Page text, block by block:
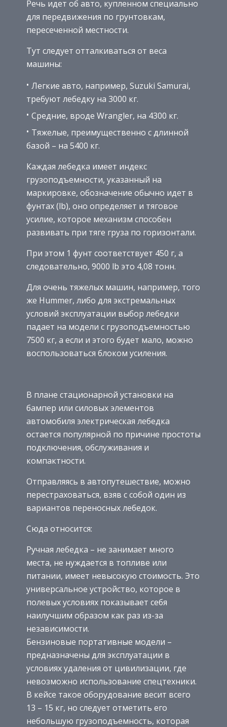
Речь идет об авто, купленном специально
для передвижения по грунтовкам,
пересеченной местности.
Тут следует отталкиваться от веса
машины:
Легкие авто, например, Suzuki Samurai,
требуют лебедку на 3000 кг.
Средние, вроде Wrangler, на 4300 кг.
Тяжелые, преимущественно с длинной
базой – на 5400 кг.
Каждая лебедка имеет индекс
грузоподъемности, указанный на
маркировке, обозначение обычно идет в
фунтах (lb), оно определяет и тяговое
усилие, которое механизм способен
развивать при тяге груза по горизонтали.
При этом 1 фунт соответствует 450 г, а
следовательно, 9000 lb это 4,08 тонн.
Для очень тяжелых машин, например, того
же Hummer, либо для экстремальных
условий эксплуатации выбор лебедки
падает на модели с грузоподъемностью
7500 кг, а если и этого будет мало, можно
воспользоваться блоком усиления.
В плане стационарной установки на
бампер или силовых элементов
автомобиля электрическая лебедка
остается популярной по причине простоты
подключения, обслуживания и
компактности.
Отправляясь в автопутешествие, можно
перестраховаться, взяв с собой один из
вариантов переносных лебедок.
Сюда относится:
Ручная лебедка – не занимает много
места, не нуждается в топливе или
питании, имеет невысокую стоимость. Это
универсальное устройство, которое в
полевых условиях показывает себя
наилучшим образом как раз из-за
независимости.
Бензиновые портативные модели –
предназначены для эксплуатации в
условиях удаления от цивилизации, где
невозможно использование спецтехники.
В кейсе такое оборудование весит всего
13 – 15 кг, но следует отметить его
небольшую грузоподъемность, которая